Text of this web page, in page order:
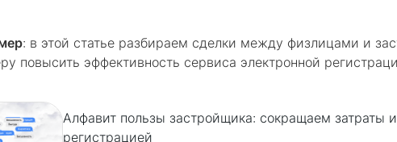
: в этой статье разбираем сделки между физлицами и
повысить эффективность сервиса электронной
Алфавит пользы застройщика: сокращаем затраты
регистрацией